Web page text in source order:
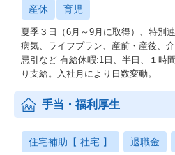
産休 育児
夏季３日（6月～9月に取得）、特別
病気、ライフプラン、産前・産後、
忌引など 有給休暇:1日、半日、１時
り支給。入社月により日数変動。
手当・福利厚生
住宅補助【 社宅 】 退職金